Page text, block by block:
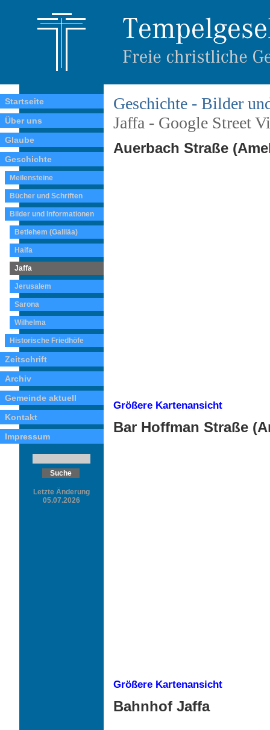
Startseite
Über uns
Glaube
Geschichte
Meilensteine
Bücher und Schriften
Bilder und Informationen
Betlehem (Galiläa)
Haifa
Jaffa
Jerusalem
Sarona
Wilhelma
Historische Friedhöfe
Zeitschrift
Archiv
Gemeinde aktuell
Kontakt
Impressum
Letzte Änderung
05.07.2026
Geschichte - Bilder
Jaffa - Google Street
Auerbach Straße
Größere Kartenansicht
Bar Hoffman Straße
Größere Kartenansicht
Bahnhof Jaffa